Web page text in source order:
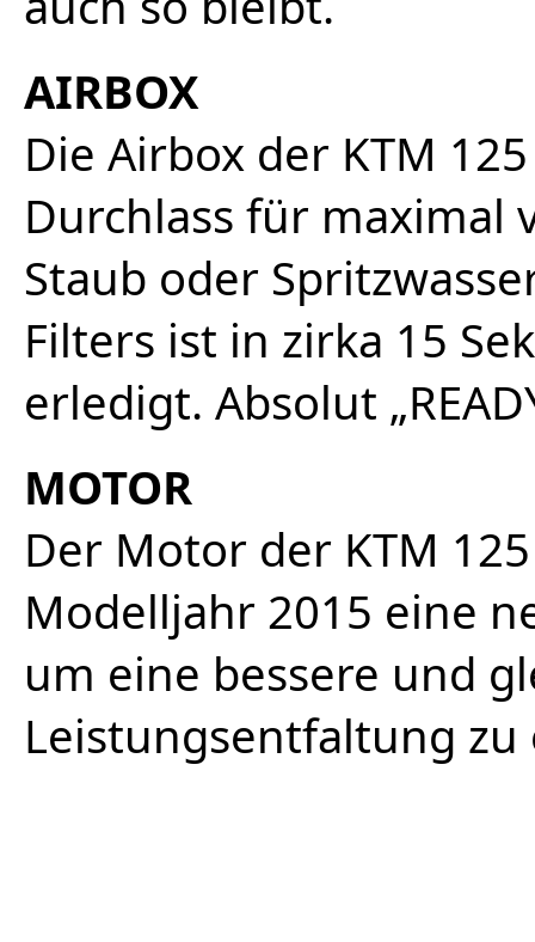
AIRBOX
Die Airbox der KTM
Durchlass für
Staub oder
Filters ist in zirka 15
erledigt. Absolut
MOTOR
Der Motor der KTM
Modelljahr 2015 eine
um eine bessere und
Leistungsentfaltung zu